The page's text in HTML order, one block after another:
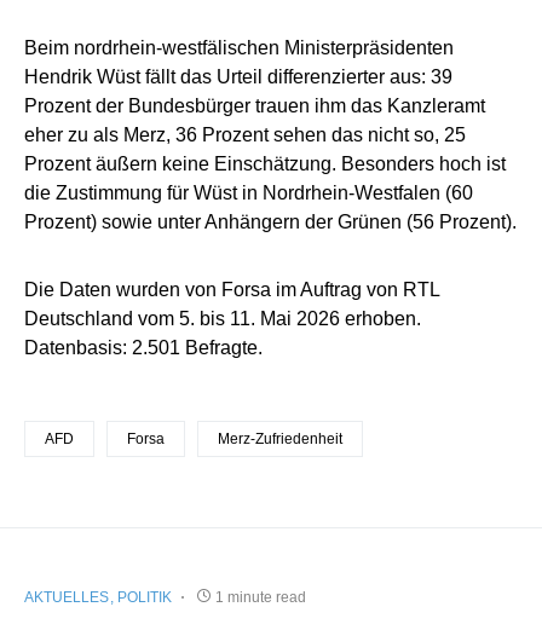
Beim nordrhein-westfälischen Ministerpräsidenten
Hendrik Wüst fällt das Urteil differenzierter aus: 39
Prozent der Bundesbürger trauen ihm das Kanzleramt
eher zu als Merz, 36 Prozent sehen das nicht so, 25
Prozent äußern keine Einschätzung. Besonders hoch ist
die Zustimmung für Wüst in Nordrhein-Westfalen (60
Prozent) sowie unter Anhängern der Grünen (56 Prozent).
Die Daten wurden von Forsa im Auftrag von RTL
Deutschland vom 5. bis 11. Mai 2026 erhoben.
Datenbasis: 2.501 Befragte.
AFD Forsa Merz-Zufriedenheit
AKTUELLES POLITIK 1 minute read